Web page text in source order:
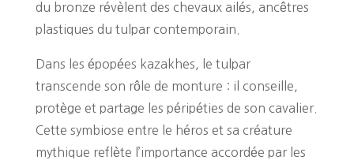
du bronze révèlent des chevaux ailés, ancêtres
plastiques du tulpar contemporain.
Dans les épopées kazakhes, le tulpar
transcende son rôle de monture : il conseille,
protège et partage les péripéties de son cavalier.
Cette symbiose entre le héros et sa créature
mythique reflète l’importance accordée par les